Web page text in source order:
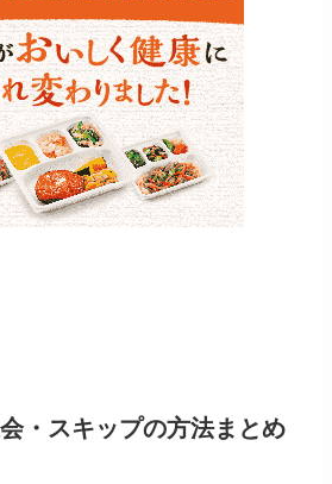
・スキップの方法まとめ